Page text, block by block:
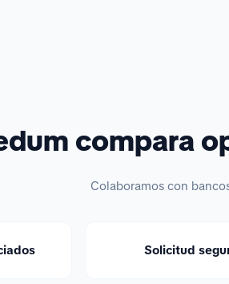
compara
Colaboramos con
Solicitud